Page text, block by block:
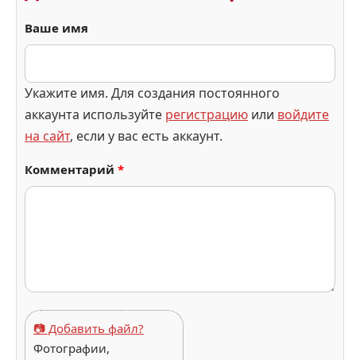
Ваше имя
Укажите имя. Для создания постоянного
аккаунта используйте регистрацию или войдите
на сайт, если у вас есть аккаунт.
Комментарий *
📷 Добавить файл?
Фотографии,